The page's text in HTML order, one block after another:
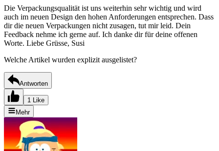
Die Verpackungsqualität ist uns weiterhin sehr wichtig und wird
auch im neuen Design den hohen Anforderungen entsprechen. Dass
dir die neuen Verpackungen nicht zusagen, tut mir leid. Dein
Feedback nehme ich gerne auf. Ich danke dir für deine offenen
Worte. Liebe Grüsse, Susi
Welche Artikel wurden explizit ausgelistet?
Antworten
1 Like
Mehr